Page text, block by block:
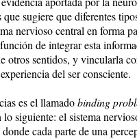
sugiere que diferentes
nervioso central en forma
de integrar esta
otros sentidos, y vincularla
del ser consciente.
es el llamadobinding
siguiente: el sistema
cada parte de una